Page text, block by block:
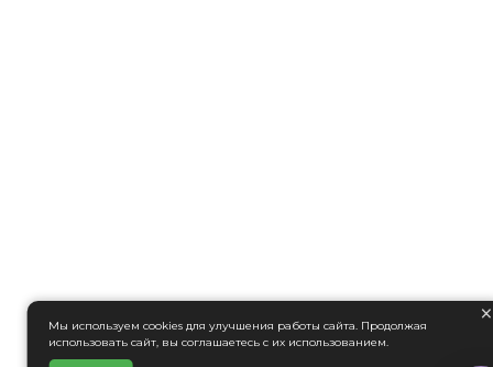
×
Мы используем cookies для улучшения работы сайта. Продолжая
использовать сайт, вы соглашаетесь с их использованием.